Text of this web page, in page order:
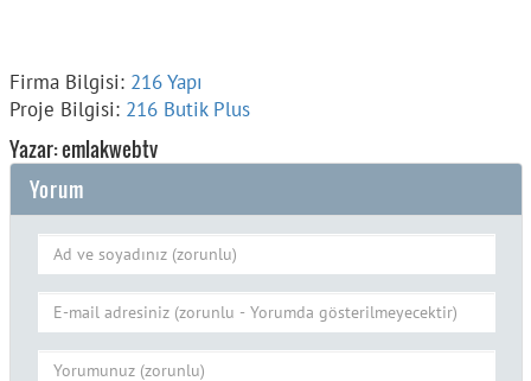
Firma Bilgisi: 216 Yapı
Proje Bilgisi: 216 Butik Plus
Yazar: emlakwebtv
Yorum